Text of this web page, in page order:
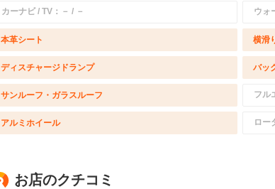
カーナビ / TV：－ / － ウォ
本革シート 横滑
ディスチャージドランプ バッ
サンルーフ・ガラスルーフ フル
アルミホイール ロー
お店のクチコミ